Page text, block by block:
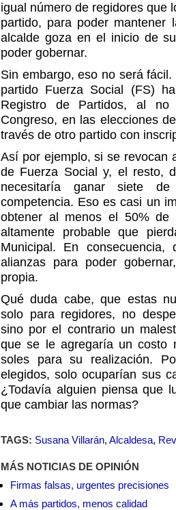
igual número de regidores que
partido, para poder mantener
alcalde goza en el inicio de
poder gobernar.
Sin embargo, eso no será
partido Fuerza Social (FS)
Registro de Partidos, al no
Congreso, en las elecciones
través de otro partido con
Así por ejemplo, si se revocan
de Fuerza Social y, el resto,
necesitaría ganar siete
competencia. Eso es casi un
obtener al menos el 50%
altamente probable que
Municipal. En
alianzas para poder
propia.
Qué duda cabe, que estas
solo para regidores, no
sino por el contrario un
que se le agregaría un costo
soles para su realización.
elegidos, solo ocuparían sus
¿Todavía alguien piensa que
que cambiar las normas?
TAGS: Susana Villarán, Alcaldesa,
MÁS NOTICIAS DE OPINIÓN
Firmas falsas, urgentes precisiones
A más partidos, menos calidad